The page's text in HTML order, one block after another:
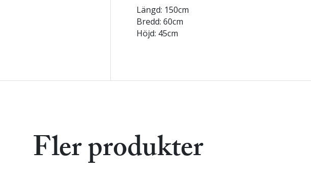
Längd: 150cm
Bredd: 60cm
Höjd: 45cm
Fler produkter